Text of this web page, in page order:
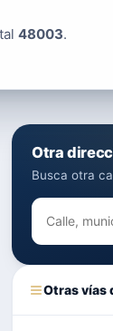
48003.
Otra
Busca otra
Otras vías